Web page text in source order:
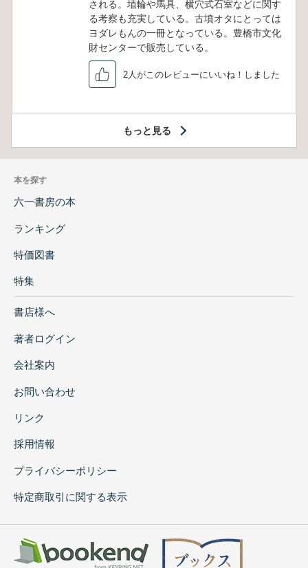
される。埴輪や馬具、横穴式石室などに関す
る考察も充実している。古墳オタにとっては
ヨダレもんの一冊となっている。豊橋市文化
財センターで販売している。
2人がこのレビューにいいね！しました
もっと見る
本を探す
六一書房の本
ランキング
特価図書
特集
書店様へ
著者ログイン
会社案内
お問い合わせ
リンク
採用情報
プライバシーポリシー
特定商取引に関する表示